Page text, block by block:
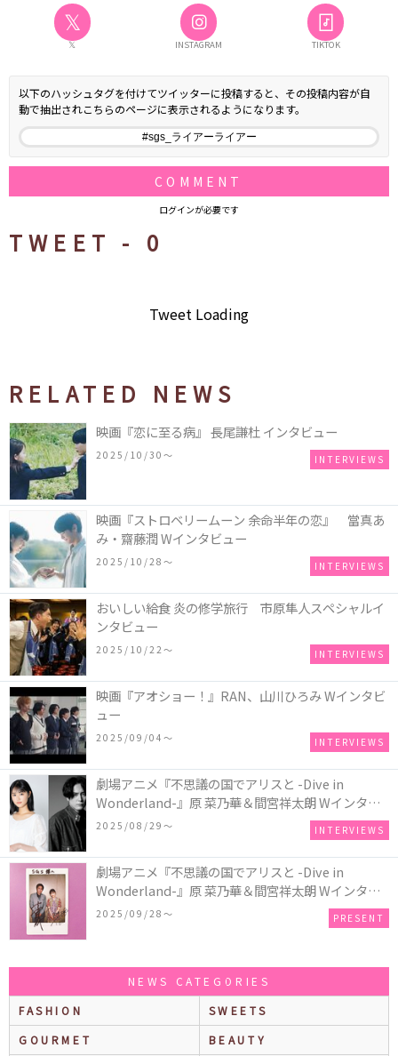
𝕏
𝕏 INSTAGRAM TIKTOK
以下のハッシュタグを付けてツイッターに投稿すると、その投稿内容が自
動で抽出されこちらのページに表示されるようになります。
COMMENT
ログインが必要です
TWEET - 0
Tweet Loading
RELATED NEWS
映画『恋に至る病』 長尾謙杜 インタビュー
2025/10/30〜 INTERVIEWS
映画『ストロベリームーン 余命半年の恋』 當真あ
み・齋藤潤 Wインタビュー
2025/10/28〜 INTERVIEWS
おいしい給食 炎の修学旅行 市原隼人スペシャルイ
ンタビュー
2025/10/22〜 INTERVIEWS
映画『アオショー！』RAN、山川ひろみ Wインタビ
ュー
2025/09/04〜 INTERVIEWS
劇場アニメ『不思議の国でアリスと -Dive in
Wonderland-』原 菜乃華＆間宮祥太朗 Wインタビ
ュー
2025/08/29〜 INTERVIEWS
劇場アニメ『不思議の国でアリスと -Dive in
Wonderland-』原 菜乃華＆間宮祥太朗 Wインタビ
ュー記念 “直筆サイン入りチェキ”／1名様
2025/09/28〜 PRESENT
NEWS CATEGORIES
FASHION
SWEETS
GOURMET
BEAUTY